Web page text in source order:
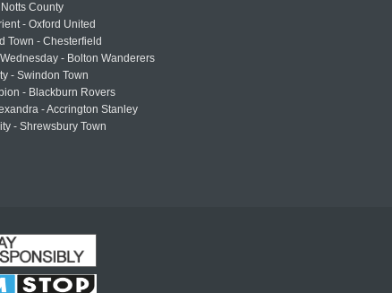
County
- Oxford United
Town - Chesterfield
- Bolton Wanderers
- Swindon Town
- Blackburn Rovers
- Accrington Stanley
- Shrewsbury Town